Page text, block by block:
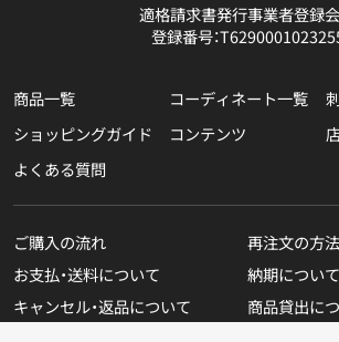
適格請求書発行事業者登録
登録番号：
商品一覧 コーディネート一覧
ショッピングガイド
コンテンツ
よくある質問
ご購入の流れ
再注文の方
お支払・送料について
納期について
キャンセル・返品について
商品貸出に